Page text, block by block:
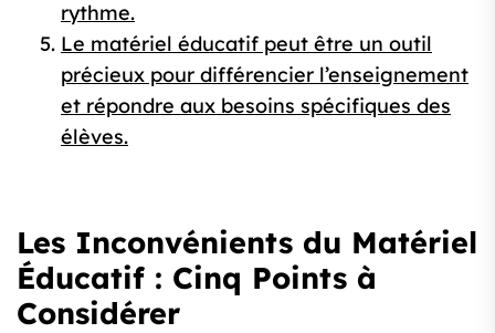
rythme.
Le matériel éducatif peut être un outil
précieux pour différencier l’enseignement
et répondre aux besoins spécifiques des
élèves.
Les Inconvénients du Matériel
Éducatif : Cinq Points à
Considérer